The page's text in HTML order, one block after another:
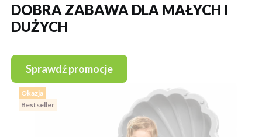
DOBRA ZABAWA DLA MAŁYCH I
DUŻYCH
Sprawdź promocje
Okazja
Bestseller